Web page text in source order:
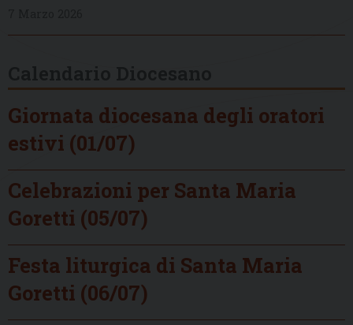
Giornata diocesana degli oratori
estivi (01/07)
Celebrazioni per Santa Maria
Goretti (05/07)
Festa liturgica di Santa Maria
Goretti (06/07)